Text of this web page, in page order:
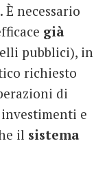
necessario
già
pubblici), in
richiesto
di
e
il sistema